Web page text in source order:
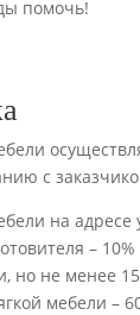
помочь!
с
на адресе
–
но не менее
мебели –